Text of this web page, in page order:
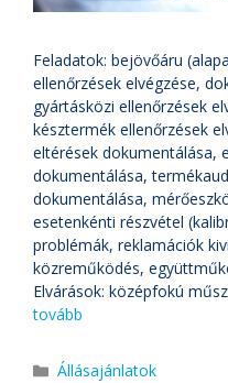
Feladatok: bejövőáru
ellenőrzések elvégzése,
gyártásközi ellenőrzések
késztermék ellenőrzések
eltérések dokumentálása,
dokumentálása,
dokumentálása,
esetenkénti részvétel
problémák, reklamációk
közreműködés,
Elvárások: középfokú
tovább
Állásajánlatok